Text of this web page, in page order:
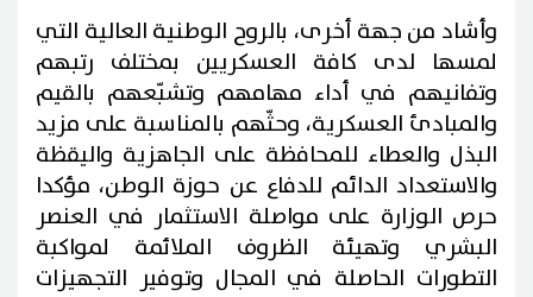
وأشاد من جهة أخرى، بالروح الوطنية العالية التي
لمسها لدى كافة العسكريين بمختلف رتبهم
وتفانيهم في أداء مهامهم وتشبّعهم بالقيم
والمبادئ العسكرية، وحثّهم بالمناسبة على مزيد
البذل والعطاء للمحافظة على الجاهزية واليقظة
والاستعداد الدائم للدفاع عن حوزة الوطن، مؤكدا
حرص الوزارة على مواصلة الاستثمار في العنصر
البشري وتهيئة الظروف الملائمة لمواكبة
التطورات الحاصلة في المجال وتوفير التجهيزات